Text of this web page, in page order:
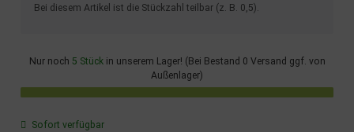
xBei diesem Artikel ist die Stückzahl teilbar (z. B. 0,5).
Nur noch 5 Stückin unserem Lager! (Bei Bestand 0 Versand ggf. von
Außenlager)
Sofort verfügbar